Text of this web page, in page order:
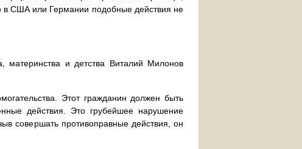
в США или Германии подобные действия не
материнства и детства Виталий Милонов
Этот гражданин должен быть
действия. Это грубейшее нарушение
совершать противоправные действия, он